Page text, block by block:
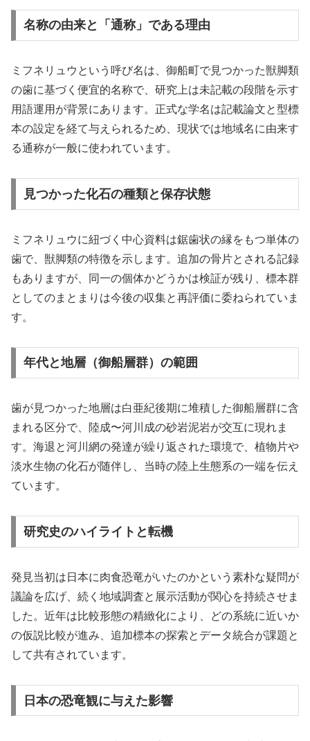
名称の由来と「通称」である理由
ミフネリュウという呼び名は、御船町で見つかった獣脚類
の歯に基づく便宜的名称で、研究上は未記載の段階を示す
用語運用が背景にあります。正式な学名は記載論文と型標
本の設定を経て与えられるため、現状では地域名に由来す
る通称が一般に使われています。
見つかった化石の種類と保存状態
ミフネリュウに紐づく中心資料は鋸歯状の縁をもつ単体の
歯で、獣脚類の特徴を示します。追加の骨片とされる記録
もありますが、同一の個体かどうかは検証が残り、標本群
としてのまとまりは今後の収集と再評価に委ねられていま
す。
年代と地層（御船層群）の範囲
歯が見つかった地層は白亜紀後期に堆積した御船層群に含
まれる区分で、陸成〜河川成の砂岩泥岩が交互に現れま
す。海退と河川網の発達が繰り返された環境で、植物片や
淡水生物の化石が随伴し、当時の陸上生態系の一端を伝え
ています。
研究史のハイライトと転機
発見当初は日本に肉食恐竜がいたのかという素朴な疑問が
議論を広げ、続く地域調査と展示活動が関心を持続させま
した。近年は比較形態の精緻化により、どの系統に近いか
の仮説比較が進み、追加標本の探索とデータ統合が課題と
して共有されています。
日本の恐竜観に与えた影響